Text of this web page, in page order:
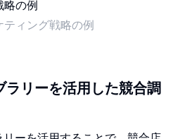
ティング戦略の例
リーを活用した競合調